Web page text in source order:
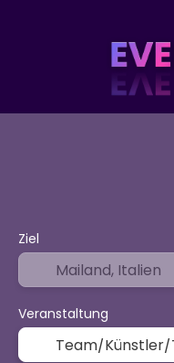
Ziel
Veranstaltung